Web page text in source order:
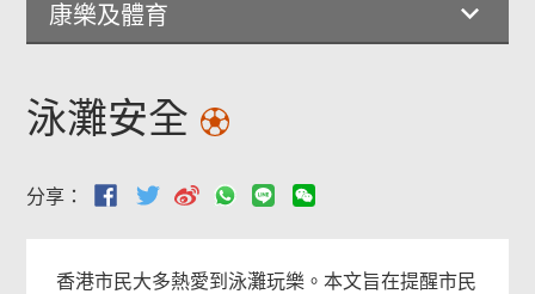
康樂及體育
泳灘安全
分享：
香港市民大多熱愛到泳灘玩樂。本文旨在提醒市民